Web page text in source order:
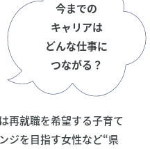
今までの
キャリアは
どんな仕事に
つながる？
再就職を希望する子育て
ジを目指す女性など“県